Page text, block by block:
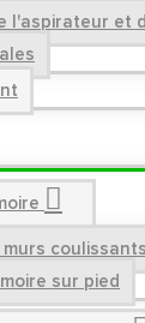
l'aspirateur et
murs coulissants
sur pied